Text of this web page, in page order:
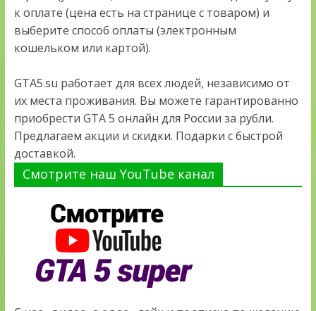
к оплате (цена есть на странице с товаром) и
выберите способ оплаты (электронным
кошельком или картой).
GTA5.su работает для всех людей, независимо от
их места проживания. Вы можете гарантированно
приобрести GTA 5 онлайн для России за рубли.
Предлагаем акции и скидки. Подарки с быстрой
доставкой.
Смотрите наш YouTube канал